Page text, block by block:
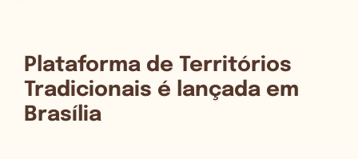
Plataforma de Territórios
Tradicionais é lançada em
Brasília